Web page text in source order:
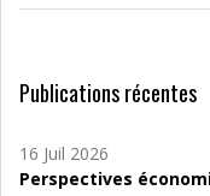
Publications récentes
16 Juil 2026
Perspectives